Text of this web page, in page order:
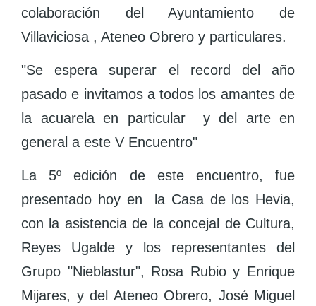
colaboración del Ayuntamiento de
Villaviciosa , Ateneo Obrero y particulares.
"Se espera superar el record del año
pasado e invitamos a todos los amantes de
la acuarela en particular y del arte en
general a este V Encuentro"
La 5º edición de este encuentro, fue
presentado hoy en la Casa de los Hevia,
con la asistencia de la concejal de Cultura,
Reyes Ugalde y los representantes del
Grupo "Nieblastur", Rosa Rubio y Enrique
Mijares, y del Ateneo Obrero, José Miguel